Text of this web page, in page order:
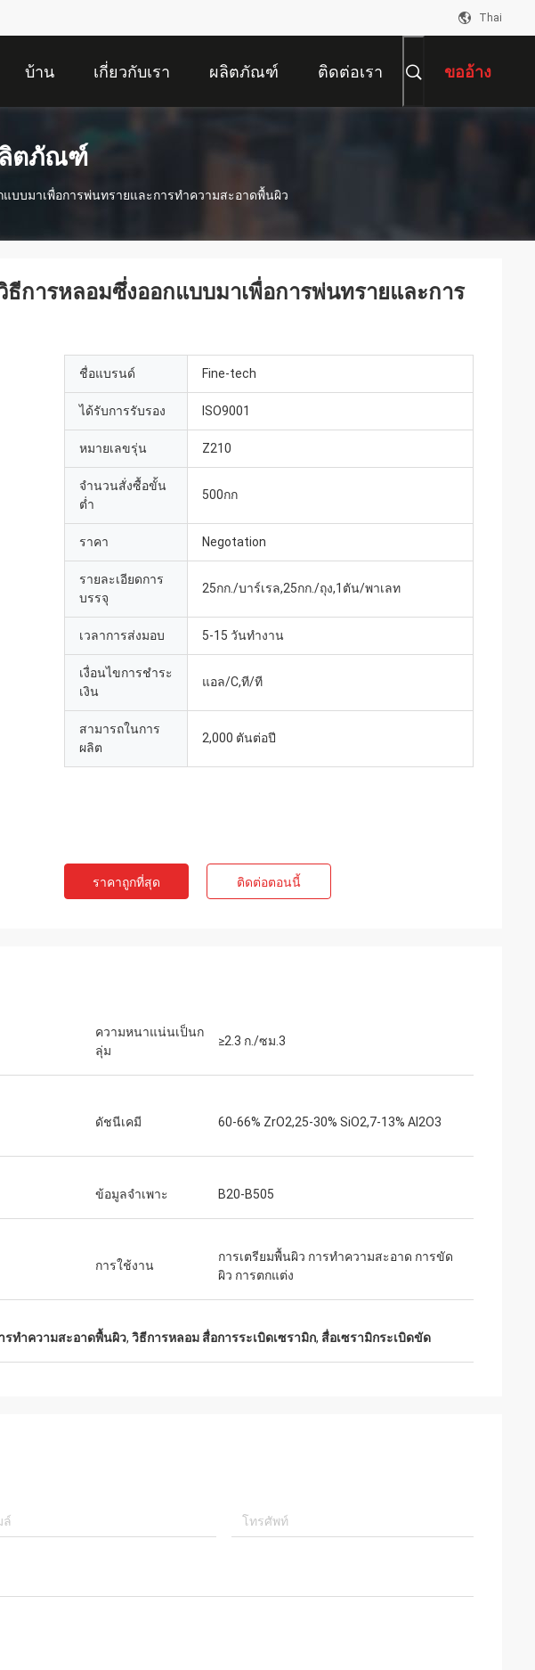
Thai
บ้าน เกี่ยวกับเรา ผลิตภัณฑ์ ติดต่อเรา ขออ้าง
ลิตภัณฑ์
บบมาเพื่อการพ่นทรายและการทำความสะอาดพื้นผิว
การหลอมซึ่งออกแบบมาเพื่อการพ่นทรายและการ
ชื่อแบรนด์ Fine-tech
ได้รับการรับรอง ISO9001
หมายเลขรุ่น Z210
จำนวนสั่งซื้อขั้น
ต่ำ
500กก
ราคา Negotation
รายละเอียดการ
บรรจุ
25กก./บาร์เรล,25กก./ถุง,1ตัน/พาเลท
เวลาการส่งมอบ 5-15 วันทำงาน
เงื่อนไขการชำระ
เงิน
แอล/C,ที/ที
สามารถในการ
ผลิต
2,000 ตันต่อปี
ราคาถูกที่สุด ติดต่อตอนนี้
ความหนาแน่นเป็นก
ลุ่ม
≥2.3 ก./ซม.3
ดัชนีเคมี 60-66% ZrO2,25-30% SiO2,7-13% Al2O3
ข้อมูลจำเพาะ B20-B505
การใช้งาน
การเตรียมพื้นผิว การทำความสะอาด การขัด
ผิว การตกแต่ง
รทำความสะอาดพื้นผิว, วิธีการหลอม สื่อการระเบิดเซรามิก, สื่อเซรามิกระเบิดขัด